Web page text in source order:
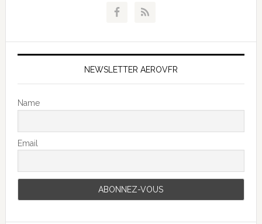
NEWSLETTER AEROVFR
Name
Email